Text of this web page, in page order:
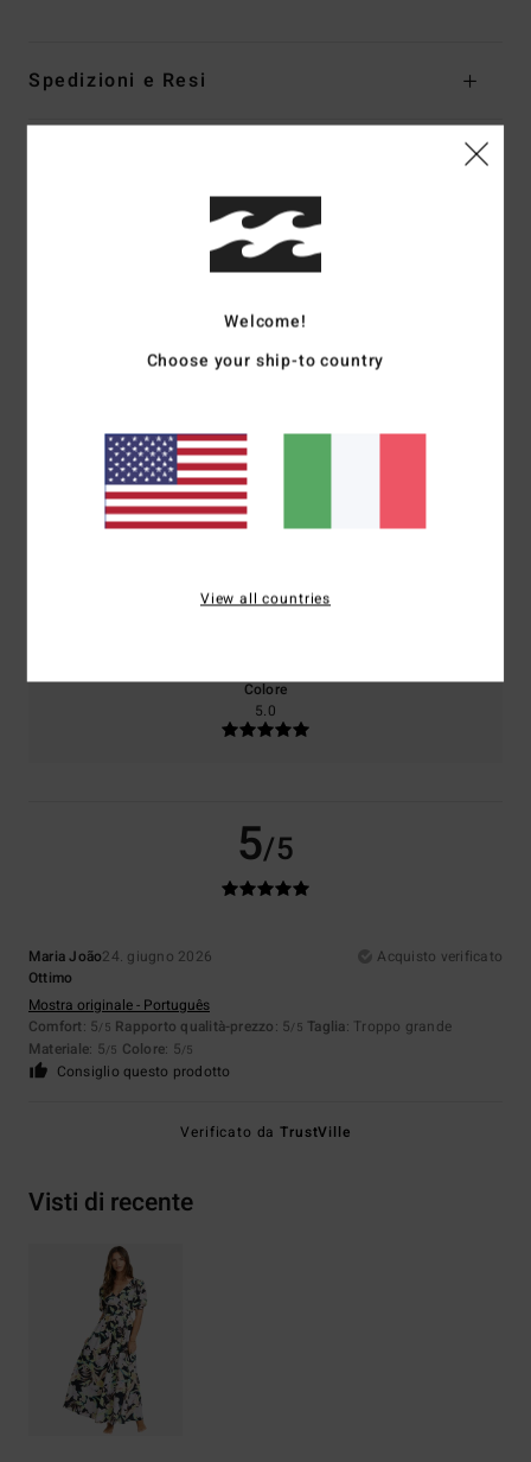
Spedizioni e Resi
Punteggio medio
5.0/5
Comfort
5.0
Colore
5.0
5/5
Maria João24. giugno 2026
Acquisto verificato
Ottimo
Mostra originale - Português
Comfort: 5/5 Rapporto qualità-prezzo: 5/5 Taglia: Troppo grande
Materiale: 5/5 Colore: 5/5
Consiglio questo prodotto
Verificato daTrustVille
Visti di recente
Welcome!
Choose your ship-to country
View all countries